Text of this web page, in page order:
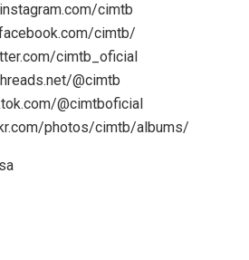
cimtb
cimtb/
cimtb_oficial
@cimtb
@cimtboficial
photos/cimtb/albums/